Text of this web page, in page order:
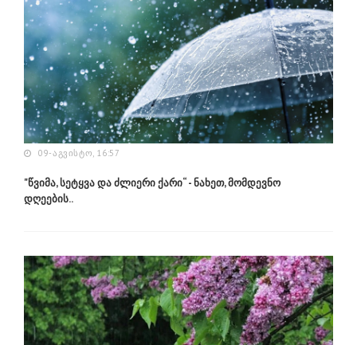
09-ᲐᲒᲕᲘᲡᲢᲝ, 16:57
"წვიმა, სეტყვა და ძლიერი ქარი“ - ნახეთ, მომდევნო
დღეების..